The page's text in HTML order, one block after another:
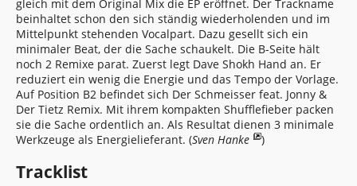
gleich mit dem Original Mix die EP eröffnet. Der Trackname
beinhaltet schon den sich ständig wiederholenden und im
Mittelpunkt stehenden Vocalpart. Dazu gesellt sich ein
minimaler Beat, der die Sache schaukelt. Die B-Seite hält
noch 2 Remixe parat. Zuerst legt Dave Shokh Hand an. Er
reduziert ein wenig die Energie und das Tempo der Vorlage.
Auf Position B2 befindet sich Der Schmeisser feat. Jonny &
Der Tietz Remix. Mit ihrem kompakten Shufflefieber packen
sie die Sache ordentlich an. Als Resultat dienen 3 minimale
Werkzeuge als Energielieferant. (Sven Hanke )
Tracklist